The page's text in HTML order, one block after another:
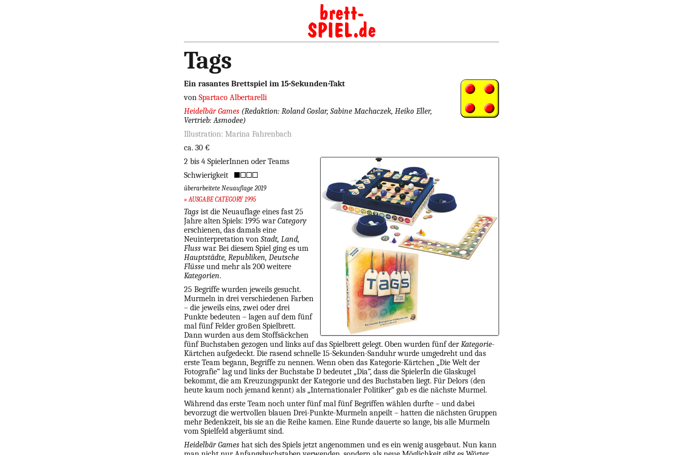
Tags
Ein rasantes Brettspiel im 15-Sekunden-Takt
von Spartaco Albertarelli
Heidelbär Games (Redaktion: Roland Goslar, Sabine Machaczek, Heiko Eller,
Vertrieb: Asmodee)
Illustration: Marina Fahrenbach
ca. 30 €
2 bis 4 SpielerInnen oder Teams
Schwierigkeit
überarbeitete Neuauflage 2019
» AUSGABE CATEGORY 1995
Tags ist die Neuauflage eines fast 25
Jahre alten Spiels: 1995 warCategory
erschienen, das damals eine
Neuinterpretation von Stadt, Land,
Flusswar. Bei diesem Spiel ging es um
Hauptstädte, Republiken, Deutsche
Flüsse und mehr als 200 weitere
Kategorien.
25 Begriffe wurden jeweils gesucht.
Murmeln in drei verschiedenen Farben
– die jeweils eins, zwei oder drei
Punkte bedeuten – lagen auf dem fünf
mal fünf Felder großen Spielbrett.
Dann wurden aus dem Stoffsäckchen
fünf Buchstaben gezogen und links auf das Spielbrett gelegt. Oben wurden fünf derKategorie-
Kärtchen aufgedeckt. Die rasend schnelle 15-Sekunden-Sanduhr wurde umgedreht und das
erste Team begann, Begriffe zu nennen. Wenn oben das Kategorie-Kärtchen „Die Welt der
Fotografie“ lag und links der Buchstabe D bedeutet „Dia“, dass die SpielerIn die Glaskugel
bekommt, die am Kreuzungspunkt der Kategorie und des Buchstaben liegt. Für Delors (den
heute kaum noch jemand kennt) als „Internationaler Politiker“ gab es die nächste Murmel.
Während das erste Team noch unter fünf mal fünf Begriffen wählen durfte – und dabei
bevorzugt die wertvollen blauen Drei-Punkte-Murmeln anpeilt – hatten die nächsten Gruppen
mehr Bedenkzeit, bis sie an die Reihe kamen. Eine Runde dauerte so lange, bis alle Murmeln
vom Spielfeld abgeräumt sind.
Heidelbär Games hat sich des Spiels jetzt angenommen und es ein wenig ausgebaut. Nun kann